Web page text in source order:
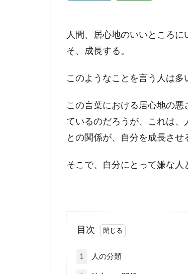
人間、居心地のいいところ
そ、成長する。
このようなことを言う人は多
この言葉における居心地の
ているのだろうが、これは、
との関係が、自分を成長させ
そこで、自分にとって嫌な人
目次
1 人の分類